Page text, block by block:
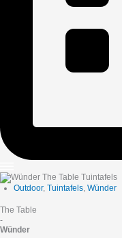
Outdoor, Tuintafels, Wünder
The Table
-
Wünder